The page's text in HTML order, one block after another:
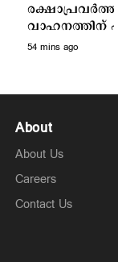
വാഹനത്തിന്
54 mins ago
About
About Us
Careers
Contact Us